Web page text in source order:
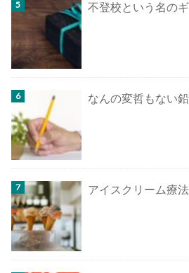
不登校という名の
なんの変哲もない
アイスクリーム療